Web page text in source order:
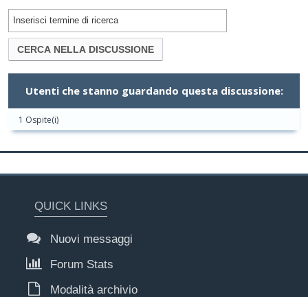
Utenti che stanno guardando questa discussione:
1 Ospite(i)
QUICK LINKS
Nuovi messaggi
Forum Stats
Modalità archivio